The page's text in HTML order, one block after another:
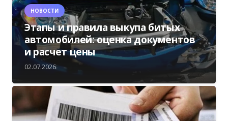
НОВОСТИ
Этапы и правила выкупа битых
автомобилей: оценка документов
и расчет цены
02.07.2026